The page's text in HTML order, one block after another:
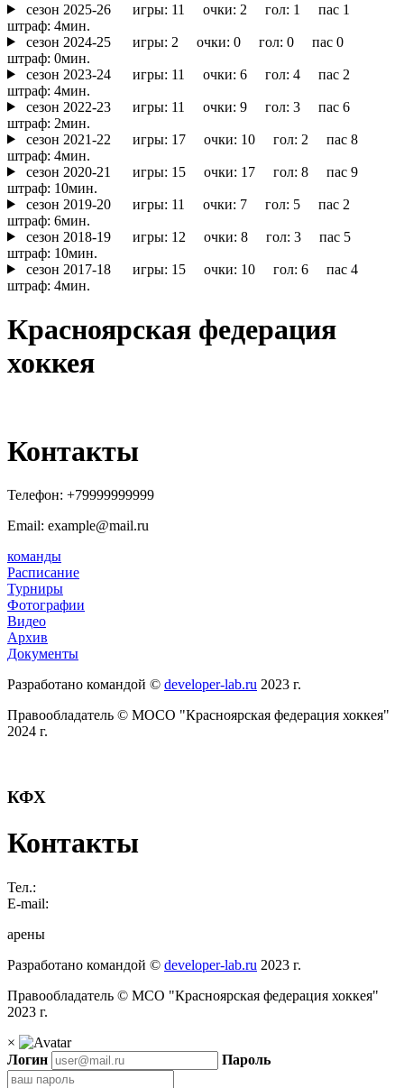
cезон 2025-26
игры: 11 очки: 2 гол: 1 пас 1
штраф: 4мин.
cезон 2024-25
игры: 2 очки: 0 гол: 0 пас 0
штраф: 0мин.
cезон 2023-24
игры: 11 очки: 6 гол: 4 пас 2
штраф: 4мин.
cезон 2022-23
игры: 11 очки: 9 гол: 3 пас 6
штраф: 2мин.
cезон 2021-22
игры: 17 очки: 10 гол: 2 пас 8
штраф: 4мин.
cезон 2020-21
игры: 15 очки: 17 гол: 8 пас 9
штраф: 10мин.
cезон 2019-20
игры: 11 очки: 7 гол: 5 пас 2
штраф: 6мин.
cезон 2018-19
игры: 12 очки: 8 гол: 3 пас 5
штраф: 10мин.
cезон 2017-18
игры: 15 очки: 10 гол: 6 пас 4
штраф: 4мин.
Красноярская федерация
хоккея
Контакты
Телефон: +79999999999
Email: example@mail.ru
команды
Расписание
Турниры
Фотографии
Видео
Архив
Документы
Разработано командой © developer-lab.ru 2023 г.
Правообладатель © МОСО "Красноярская федерация хоккея"
2024 г.
КФХ
Контакты
Тел.:
E-mail:
арены
Разработано командой © developer-lab.ru 2023 г.
Правообладатель © МСО "Красноярская федерация хоккея"
2023 г.
×
Логин
Пароль